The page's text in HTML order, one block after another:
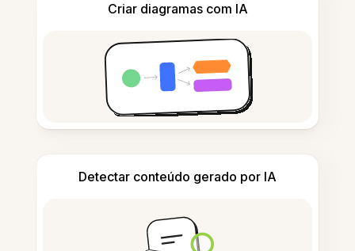
Criar diagramas com IA
Detectar conteúdo gerado por IA